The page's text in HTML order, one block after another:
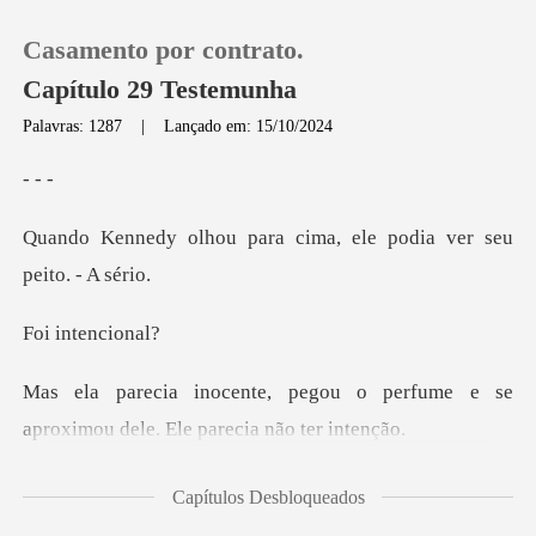
Loja
Sair
Casamento por contrato.
Capítulo 29 Testemunha
Palavras: 1287 |Lançado em: 15/10/2024
ara cima, ele podia ve
ntenc
u o perfume e se
aproximou del
Capítulos Desbloqueados